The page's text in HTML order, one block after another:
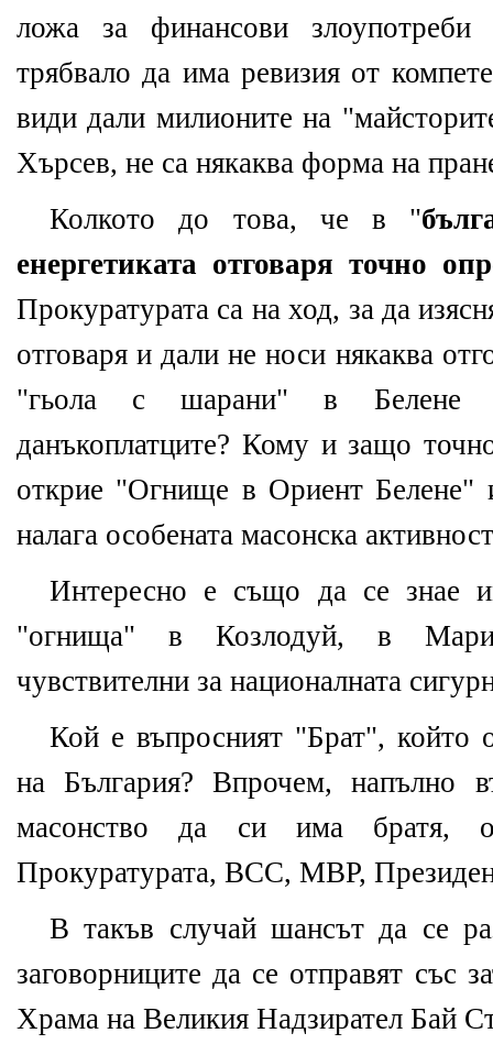
ложа за финансови
трябвало да има ревизия от
види дали милионите на
Хърсев, не са някаква форма на
Колкото до това, че в "
енергетиката отговаря точно
Прокуратурата са на ход, за да
отговаря и дали не носи някаква
"гьола с шарани" в Белене
данъкоплатците? Кому и защо
открие "Огнище в Ориент Белене"
налага особената масонска
Интересно е също да се знае
"огнища" в Козлодуй, в
чувствителни за националната
Кой е въпросният "Брат", който
на България? Впрочем, напълно
масонство да си има братя,
Прокуратурата, ВСС, МВР,
В такъв случай шансът да се
заговорниците да се отправят със
Храма на Великия Надзирател Бай